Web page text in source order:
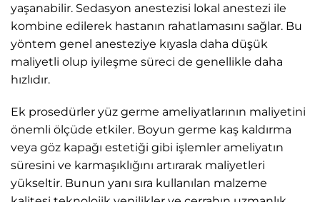
yaşanabilir. Sedasyon anestezisi lokal anestezi ile
kombine edilerek hastanın rahatlamasını sağlar. Bu
yöntem genel anesteziye kıyasla daha düşük
maliyetli olup iyileşme süreci de genellikle daha
hızlıdır.
Ek prosedürler yüz germe ameliyatlarının maliyetini
önemli ölçüde etkiler. Boyun germe kaş kaldırma
veya göz kapağı estetiği gibi işlemler ameliyatın
süresini ve karmaşıklığını artırarak maliyetleri
yükseltir. Bunun yanı sıra kullanılan malzeme